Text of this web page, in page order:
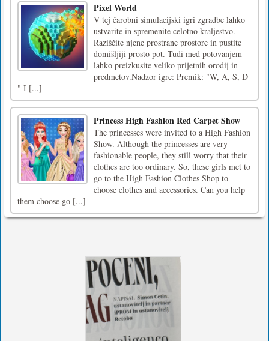
Pixel World
V tej čarobni simulacijski igri zgradbe lahko
ustvarite in spremenite celotno kraljestvo.
Raziščite njene prostrane prostore in pustite
domišljiji prosto pot. Tudi med potovanjem
lahko preizkusite veliko prijetnih orodij in
predmetov.Nadzor igre: Premik: "W, A, S, D
" I [...]
Princess High Fashion Red Carpet Show
The princesses were invited to a High Fashion
Show. Although the princesses are very
fashionable people, they still worry that their
clothes are too ordinary. So, these girls met to
go to the High Fashion Clothes Shop to
choose clothes and accessories. Can you help
them choose go [...]